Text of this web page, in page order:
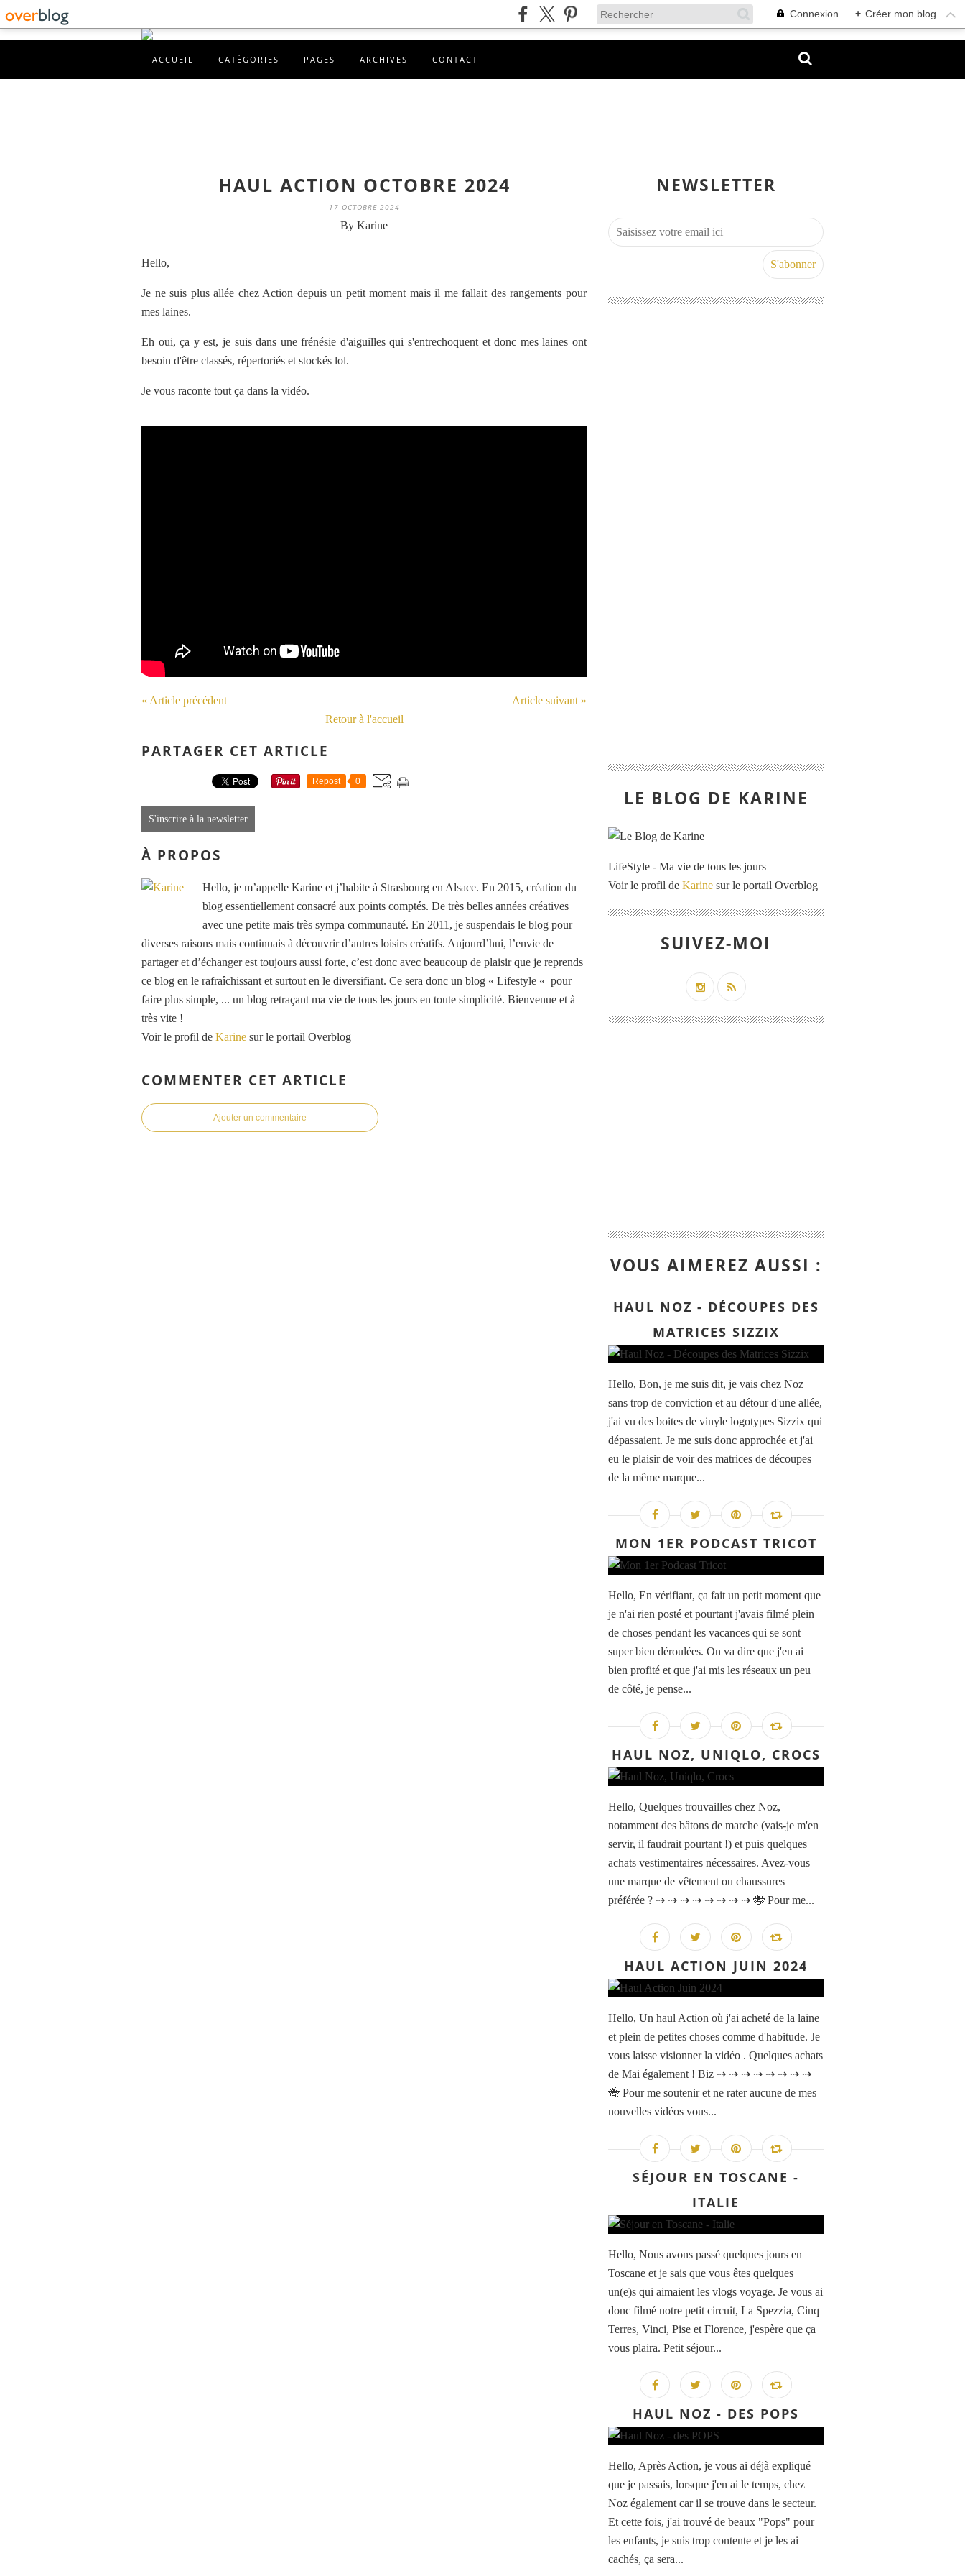
Connexion + Créer mon blog
ACCUEIL CATÉGORIES PAGES ARCHIVES CONTACT
HAUL ACTION OCTOBRE 2024
17 OCTOBRE 2024
By Karine
Hello,
Je ne suis plus allée chez Action depuis un petit moment mais il me fallait des rangements pour
mes laines.
Eh oui, ça y est, je suis dans une frénésie d'aiguilles qui s'entrechoquent et donc mes laines ont
besoin d'être classés, répertoriés et stockés lol.
Je vous raconte tout ça dans la vidéo.
« Article précédent
Article suivant »
Retour à l'accueil
PARTAGER CET ARTICLE
Repost 0
S'inscrire à la newsletter
À PROPOS
Hello, je m’appelle Karine et j’habite à Strasbourg en Alsace. En 2015, création du
blog essentiellement consacré aux points comptés. De très belles années créatives
avec une petite mais très sympa communauté. En 2011, je suspendais le blog pour
diverses raisons mais continuais à découvrir d’autres loisirs créatifs. Aujourd’hui, l’envie de
partager et d’échanger est toujours aussi forte, c’est donc avec beaucoup de plaisir que je reprends
ce blog en le rafraîchissant et surtout en le diversifiant. Ce sera donc un blog « Lifestyle « pour
faire plus simple, ... un blog retraçant ma vie de tous les jours en toute simplicité. Bienvenue et à
très vite !
Voir le profil de Karine sur le portail Overblog
COMMENTER CET ARTICLE
Ajouter un commentaire
NEWSLETTER
LE BLOG DE KARINE
LifeStyle - Ma vie de tous les jours
Voir le profil de Karine sur le portail Overblog
SUIVEZ-MOI
VOUS AIMEREZ AUSSI :
HAUL NOZ - DÉCOUPES DES
MATRICES SIZZIX
Hello, Bon, je me suis dit, je vais chez Noz
sans trop de conviction et au détour d'une allée,
j'ai vu des boites de vinyle logotypes Sizzix qui
dépassaient. Je me suis donc approchée et j'ai
eu le plaisir de voir des matrices de découpes
de la même marque...
MON 1ER PODCAST TRICOT
Hello, En vérifiant, ça fait un petit moment que
je n'ai rien posté et pourtant j'avais filmé plein
de choses pendant les vacances qui se sont
super bien déroulées. On va dire que j'en ai
bien profité et que j'ai mis les réseaux un peu
de côté, je pense...
HAUL NOZ, UNIQLO, CROCS
Hello, Quelques trouvailles chez Noz,
notamment des bâtons de marche (vais-je m'en
servir, il faudrait pourtant !) et puis quelques
achats vestimentaires nécessaires. Avez-vous
une marque de vêtement ou chaussures
préférée ? ⇢ ⇢ ⇢ ⇢ ⇢ ⇢ ⇢ ⇢ 🐝 Pour me...
HAUL ACTION JUIN 2024
Hello, Un haul Action où j'ai acheté de la laine
et plein de petites choses comme d'habitude. Je
vous laisse visionner la vidéo . Quelques achats
de Mai également ! Biz ⇢ ⇢ ⇢ ⇢ ⇢ ⇢ ⇢ ⇢
🐝 Pour me soutenir et ne rater aucune de mes
nouvelles vidéos vous...
SÉJOUR EN TOSCANE -
ITALIE
Hello, Nous avons passé quelques jours en
Toscane et je sais que vous êtes quelques
un(e)s qui aimaient les vlogs voyage. Je vous ai
donc filmé notre petit circuit, La Spezzia, Cinq
Terres, Vinci, Pise et Florence, j'espère que ça
vous plaira. Petit séjour...
HAUL NOZ - DES POPS
Hello, Après Action, je vous ai déjà expliqué
que je passais, lorsque j'en ai le temps, chez
Noz également car il se trouve dans le secteur.
Et cette fois, j'ai trouvé de beaux "Pops" pour
les enfants, je suis trop contente et je les ai
cachés, ça sera...